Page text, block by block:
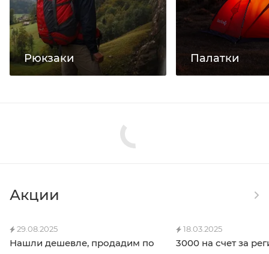
Рюкзаки Палатки
Акции
29.08.2025
Нашли дешевле, продадим по
18.03.2025
3000 на счет за